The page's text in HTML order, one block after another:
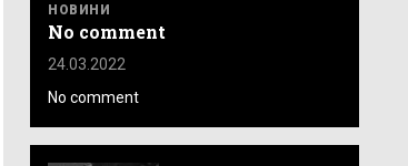
НОВИНИ
No comment
24.03.2022
No comment